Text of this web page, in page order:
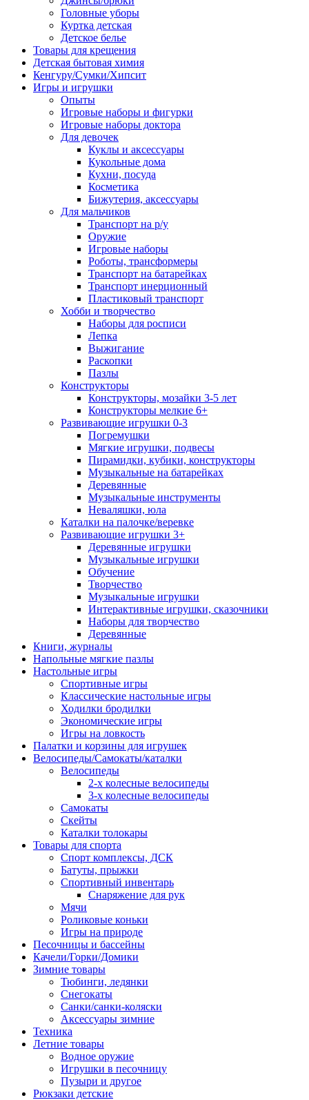
Головные уборы
Куртка детская
Детское белье
Товары для крещения
Детская бытовая химия
Кенгуру/Сумки/Хипсит
Игры и игрушки
Опыты
Игровые наборы и фигурки
Игровые наборы доктора
Для девочек
Куклы и аксессуары
Кукольные дома
Кухни, посуда
Косметика
Бижутерия, аксессуары
Для мальчиков
Транспорт на р/у
Оружие
Игровые наборы
Роботы, трансформеры
Транспорт на батарейках
Транспорт инерционный
Пластиковый транспорт
Хобби и творчество
Наборы для росписи
Лепка
Выжигание
Раскопки
Пазлы
Конструкторы
Конструкторы, мозайки 3-5 лет
Конструкторы мелкие 6+
Развивающие игрушки 0-3
Погремушки
Мягкие игрушки, подвесы
Пирамидки, кубики, конструкторы
Музыкальные на батарейках
Деревянные
Музыкальные инструменты
Неваляшки, юла
Каталки на палочке/веревке
Развивающие игрушки 3+
Деревянные игрушки
Музыкальные игрушки
Обучение
Творчество
Музыкальные игрушки
Интерактивные игрушки, сказочники
Наборы для творчество
Деревянные
Книги, журналы
Напольные мягкие пазлы
Настольные игры
Спортивные игры
Классические настольные игры
Ходилки бродилки
Экономические игры
Игры на ловкость
Палатки и корзины для игрушек
Велосипеды/Самокаты/каталки
Велосипеды
2-х колесные велосипеды
3-х колесные велосипеды
Самокаты
Скейты
Каталки толокары
Товары для спорта
Спорт комплексы, ДСК
Батуты, прыжки
Спортивный инвентарь
Снаряжение для рук
Мячи
Роликовые коньки
Игры на природе
Песочницы и бассейны
Качели/Горки/Домики
Зимние товары
Тюбинги, ледянки
Снегокаты
Санки/санки-коляски
Аксессуары зимние
Техника
Летние товары
Водное оружие
Игрушки в песочницу
Пузыри и другое
Рюкзаки детские